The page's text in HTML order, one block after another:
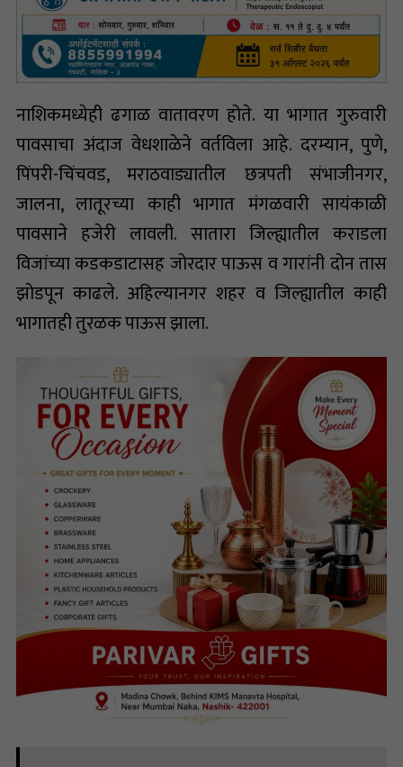
नाशिकमध्येही ढगाळ वातावरण होते. या भागात गुरुवारी
पावसाचा अंदाज वेधशाळेने वर्तविला आहे. दरम्यान, पुणे,
पिंपरी-चिंचवड, मराठवाड्यातील छत्रपती संभाजीनगर,
जालना, लातूरच्या काही भागात मंगळवारी सायंकाळी
पावसाने हजेरी लावली. सातारा जिल्ह्यातील कराडला
विजांच्या कडकडाटासह जोरदार पाऊस व गारांनी दोन तास
झोडपून काढले. अहिल्यानगर शहर व जिल्ह्यातील काही
भागातही तुरळक पाऊस झाला.